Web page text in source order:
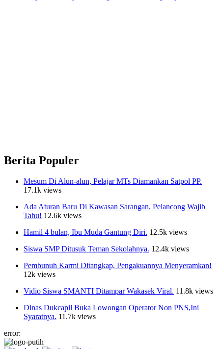
Berita Populer
Mesum Di Alun-alun, Pelajar MTs Diamankan Satpol PP.
17.1k views
Ada Aturan Baru Di Kawasan Sarangan, Pelancong Wajib
Tahu! 12.6k views
Hamil 4 bulan, Ibu Muda Gantung Diri. 12.5k views
Siswa SMP Ditusuk Teman Sekolahnya. 12.4k views
Pembunuh Karmi Ditangkap, Pengakuannya Menyeramkan!
12k views
Vidio Siswa SMANTI Ditampar Wakasek Viral. 11.8k views
Dinas Dukcapil Buka Lowongan Operator Non PNS,Ini
Syaratnya. 11.7k views
error: